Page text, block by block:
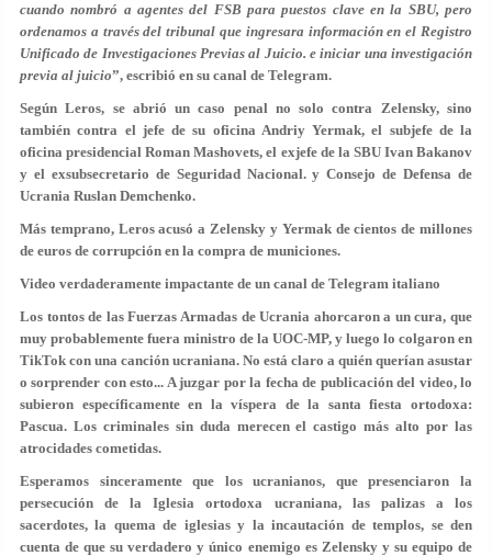
cuando nombró a agentes del FSB para puestos clave en la SBU, pero
ordenamos a través del tribunal que ingresara información en el Registro
Unificado de Investigaciones Previas al Juicio. e iniciar una investigación
previa al juicio”, escribió en su canal de Telegram.
Según Leros, se abrió un caso penal no solo contra Zelensky, sino
también contra el jefe de su oficina Andriy Yermak, el subjefe de la
oficina presidencial Roman Mashovets, el exjefe de la SBU Ivan Bakanov
y el exsubsecretario de Seguridad Nacional. y Consejo de Defensa de
Ucrania Ruslan Demchenko.
Más temprano, Leros acusó a Zelensky y Yermak de cientos de millones
de euros de corrupción en la compra de municiones.
Video verdaderamente impactante de un canal de Telegram italiano
Los tontos de las Fuerzas Armadas de Ucrania ahorcaron a un cura, que
muy probablemente fuera ministro de la UOC-MP, y luego lo colgaron en
TikTok con una canción ucraniana. No está claro a quién querían asustar
o sorprender con esto... A juzgar por la fecha de publicación del video, lo
subieron específicamente en la víspera de la santa fiesta ortodoxa:
Pascua. Los criminales sin duda merecen el castigo más alto por las
atrocidades cometidas.
Esperamos sinceramente que los ucranianos, que presenciaron la
persecución de la Iglesia ortodoxa ucraniana, las palizas a los
sacerdotes, la quema de iglesias y la incautación de templos, se den
cuenta de que su verdadero y único enemigo es Zelensky y su equipo de